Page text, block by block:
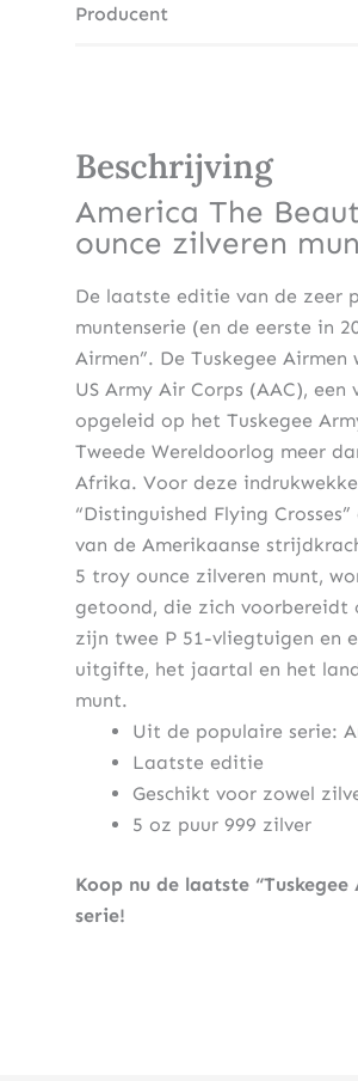
Producent
Beschrijving
America The
ounce zilveren
De laatste editie van de zeer
muntenserie (en de eerste in
Airmen”. De Tuskegee
US Army Air Corps (AAC),
opgeleid op het Tuskegee
Tweede Wereldoorlog meer
Afrika. Voor deze
“Distinguished Flying
van de Amerikaanse
5 troy ounce zilveren munt,
getoond, die zich voorbereidt
zijn twee P 51-vliegtuigen en
uitgifte, het jaartal en het
munt.
Uit de populaire serie:
Laatste editie
Geschikt voor zowel
5 oz puur 999 zilver
Koop nu de laatste
serie!